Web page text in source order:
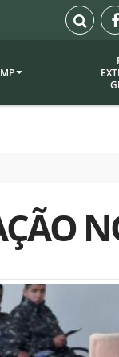
de
Institucional